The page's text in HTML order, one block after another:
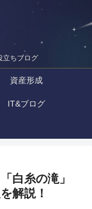
立ちブログ
資産形成
IT&ブログ
白糸の滝」
解説！